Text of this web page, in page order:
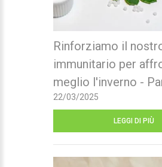
Rinforziamo il
immunitario per
meglio l'inverno -
22/03/2025
LEGGI DI PIÙ